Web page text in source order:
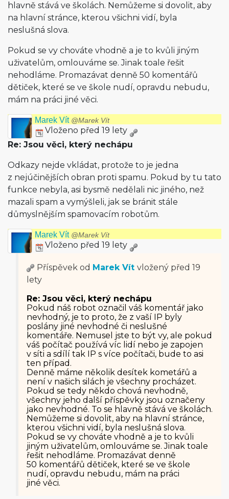
hlavně stává ve školách. Nemůžeme si dovolit, aby
na hlavní stránce, kterou všichni vidí, byla
neslušná slova.
Pokud se vy chováte vhodně a je to kvůli jiným
uživatelům, omlouváme se. Jinak toale řešit
nehodláme. Promazávat denně 50 komentářů
dětiček, které se ve škole nudí, opravdu nebudu,
mám na práci jiné věci.
Marek Vít @Marek Vít
Vloženo před 19 lety
Re: Jsou věci, který nechápu
Odkazy nejde vkládat, protože to je jedna
z nejúčinějších obran proti spamu. Pokud by tu tato
funkce nebyla, asi bysmě nedělali nic jiného, než
mazali spam a vymýšleli, jak se bránit stále
důmyslnějším spamovacím robotům.
Marek Vít @Marek Vít
Vloženo před 19 lety
Příspěvek od Marek Vít vložený před 19
lety
Re: Jsou věci, který nechápu
Pokud náš robot označil váš komentář jako
nevhodný, je to proto, že z vaší IP byly
poslány jiné nevhodné či neslušné
komentáře. Nemusel jste to být vy, ale pokud
váš počítač používá víc lidí nebo je zapojen
v síti a sdílí tak IP s více počítači, bude to asi
ten případ.
Denně máme několik desítek kometářů a
není v našich silách je všechny procházet.
Pokud se tedy někdo chová nevhodně,
všechny jeho další příspěvky jsou označeny
jako nevhodné. To se hlavně stává ve školách.
Nemůžeme si dovolit, aby na hlavní stránce,
kterou všichni vidí, byla neslušná slova.
Pokud se vy chováte vhodně a je to kvůli
jiným uživatelům, omlouváme se. Jinak toale
řešit nehodláme. Promazávat denně
50 komentářů dětiček, které se ve škole
nudí, opravdu nebudu, mám na práci
jiné věci.